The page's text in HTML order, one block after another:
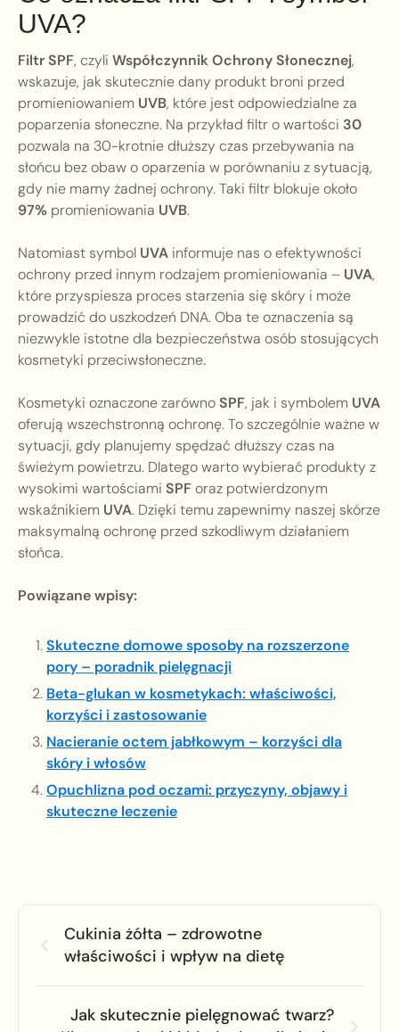
UVA?
Filtr SPF, czyli Współczynnik Ochrony Słonecznej,
wskazuje, jak skutecznie dany produkt broni przed
promieniowaniem UVB, które jest odpowiedzialne za
poparzenia słoneczne. Na przykład filtr o wartości 30
pozwala na 30-krotnie dłuższy czas przebywania na
słońcu bez obaw o oparzenia w porównaniu z sytuacją,
gdy nie mamy żadnej ochrony. Taki filtr blokuje około
97% promieniowania UVB.
Natomiast symbol UVA informuje nas o efektywności
ochrony przed innym rodzajem promieniowania – UVA,
które przyspiesza proces starzenia się skóry i może
prowadzić do uszkodzeń DNA. Oba te oznaczenia są
niezwykle istotne dla bezpieczeństwa osób stosujących
kosmetyki przeciwsłoneczne.
Kosmetyki oznaczone zarównoSPF, jak i symbolem UVA
oferują wszechstronną ochronę. To szczególnie ważne w
sytuacji, gdy planujemy spędzać dłuższy czas na
świeżym powietrzu. Dlatego warto wybierać produkty z
wysokimi wartościami SPForaz potwierdzonym
wskaźnikiem UVA. Dzięki temu zapewnimy naszej skórze
maksymalną ochronę przed szkodliwym działaniem
słońca.
Powiązane wpisy:
Skuteczne domowe sposoby na rozszerzone
pory – poradnik pielęgnacji
Beta-glukan w kosmetykach: właściwości,
korzyści i zastosowanie
Nacieranie octem jabłkowym – korzyści dla
skóry i włosów
Opuchlizna pod oczami: przyczyny, objawy i
skuteczne leczenie
Cukinia żółta – zdrowotne
właściwości i wpływ na dietę
Jak skutecznie pielęgnować twarz?